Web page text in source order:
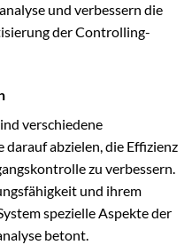
und verbessern die
der Controlling-
verschiedene
abzielen, die Effizienz
zu verbessern.
und ihrem
spezielle Aspekte der
betont.